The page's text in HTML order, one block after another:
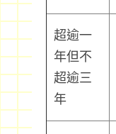
超逾一
年但不
超逾三
年